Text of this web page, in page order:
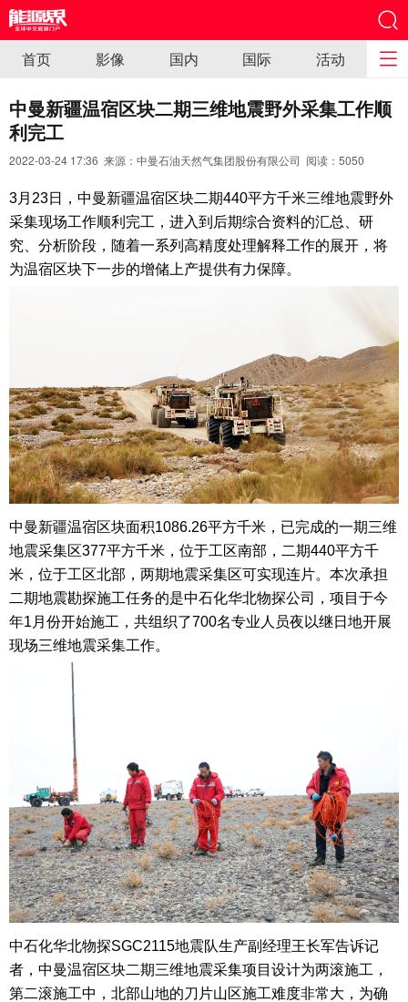
首页 影像 国内 国际 活动
中曼新疆温宿区块二期三维地震野外采集工作顺
利完工
2022-03-24 17:36 来源：中曼石油天然气集团股份有限公司 阅读： 5050
3月23日，中曼新疆温宿区块二期440平方千米三维地震野外
采集现场工作顺利完工，进入到后期综合资料的汇总、研
究、分析阶段，随着一系列高精度处理解释工作的展开，将
为温宿区块下一步的增储上产提供有力保障。
中曼新疆温宿区块面积1086.26平方千米，已完成的一期三维
地震采集区377平方千米，位于工区南部，二期440平方千
米，位于工区北部，两期地震采集区可实现连片。本次承担
二期地震勘探施工任务的是中石化华北物探公司，项目于今
年1月份开始施工，共组织了700名专业人员夜以继日地开展
现场三维地震采集工作。
中石化华北物探SGC2115地震队生产副经理王长军告诉记
者，中曼温宿区块二期三维地震采集项目设计为两滚施工，
第二滚施工中，北部山地的刀片山区施工难度非常大，为确